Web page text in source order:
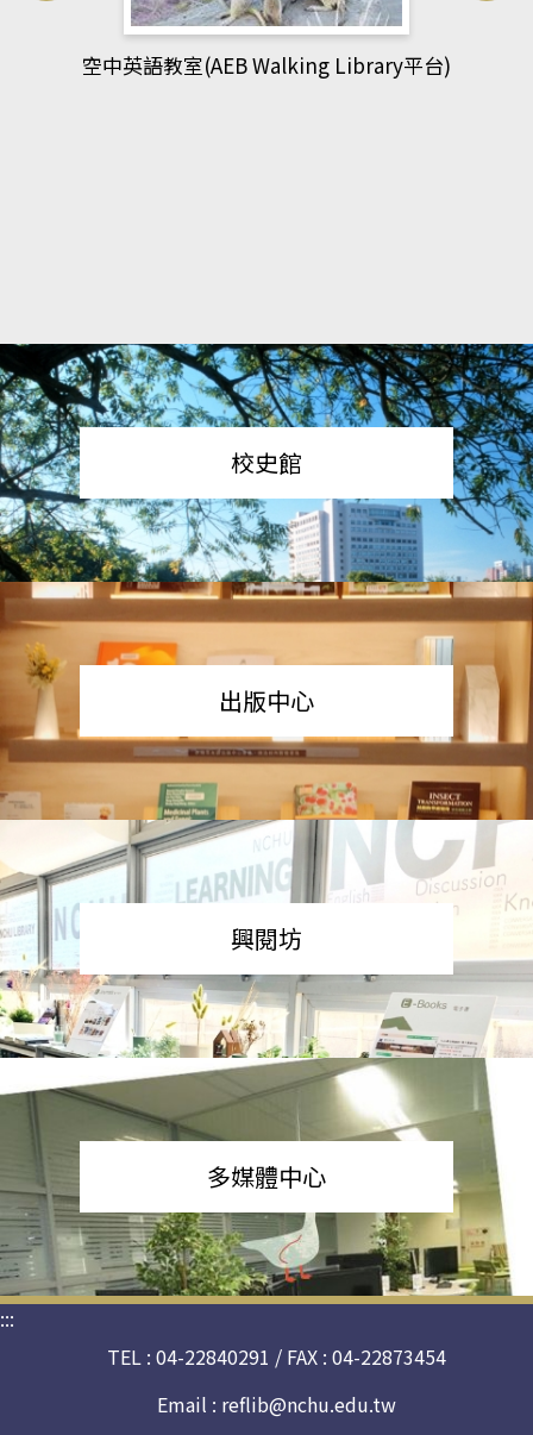
網管人(kono平台)
校史館
出版中心
興閱坊
多媒體中心
:::
TEL : 04-22840291 / FAX : 04-22873454
Email : reflib@nchu.edu.tw